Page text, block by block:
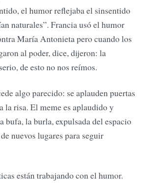
el humor reflejaba el sinsentido
naturales”. Francia usó el humor
María Antonieta pero cuando los
al poder, dice, dijeron: la
de esto no nos reímos.
algo parecido: se aplauden puertas
la risa. El meme es aplaudido y
bufa, la burla, expulsada del espacio
nuevos lugares para seguir
están trabajando con el humor.